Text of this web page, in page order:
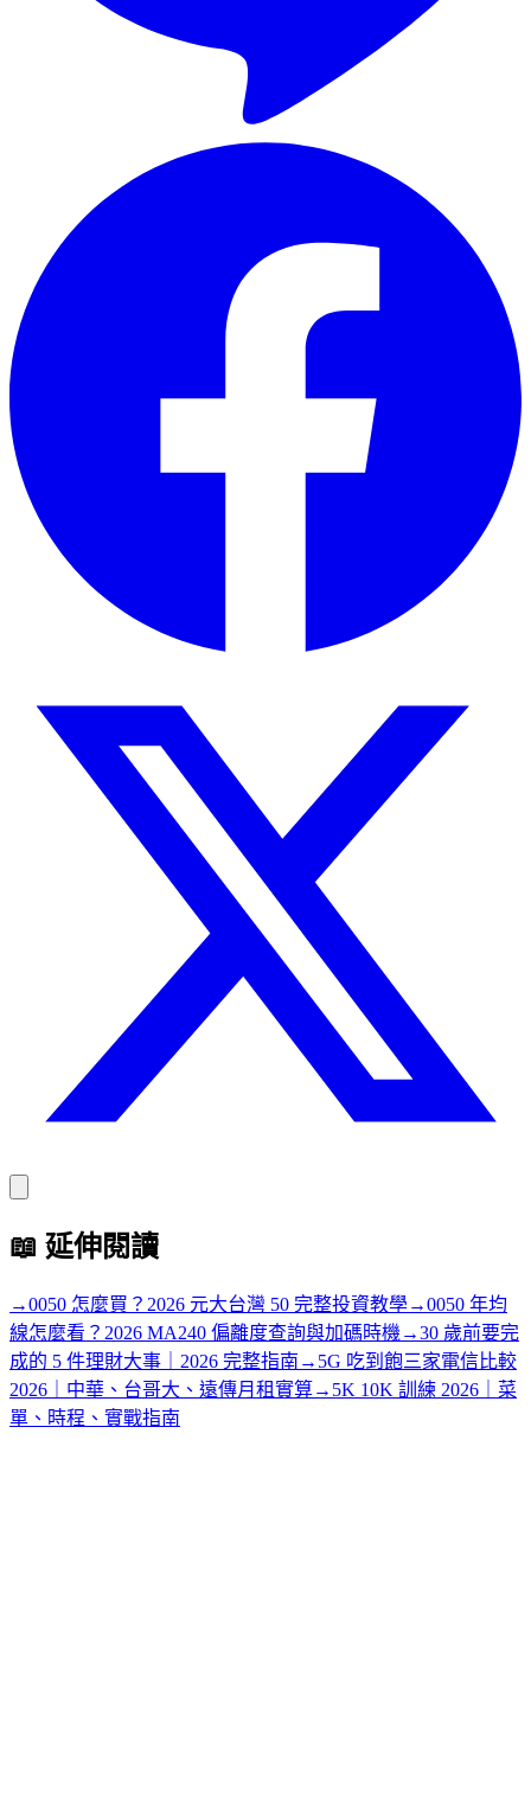
📖 延伸閱讀
→0050 怎麼買？2026 元大台灣 50 完整投資教學→0050 年均
線怎麼看？2026 MA240 偏離度查詢與加碼時機 →30 歲前要完
成的 5 件理財大事｜2026 完整指南 → 5G 吃到飽三家電信比較
2026｜中華、台哥大、遠傳月租實算→ 5K 10K 訓練 2026｜菜
單、時程、實戰指南